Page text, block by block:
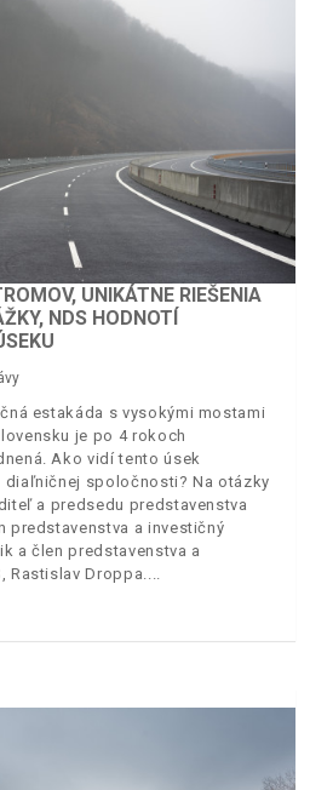
UNIKÁTNE RIEŠENIA
NDS HODNOTÍ
estakáda s vysokými mostami
je po 4 rokoch
Ako vidí tento úsek
diaľničnej spoločnosti? Na otázky
a predsedu predstavenstva
predstavenstva a investičný
a člen predstavenstva a
Rastislav Droppa.